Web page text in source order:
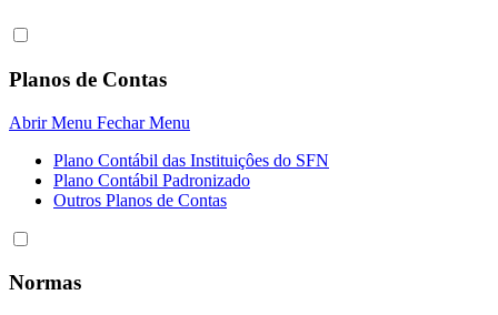
Planos de Contas
Abrir Menu Fechar Menu
Plano Contábil das Instituiçôes do SFN
Plano Contábil Padronizado
Outros Planos de Contas
Normas